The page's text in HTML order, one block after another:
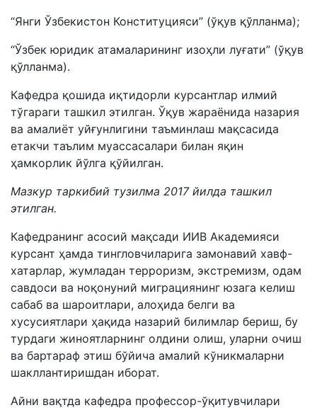
“Янги Ўзбекистон Конституцияси” (ўқув қўлланма);
“Ўзбек юридик атамаларининг изоҳли луғати” (ўқув
қўлланма).
Кафедра қошида иқтидорли курсантлар илмий
тўгараги ташкил этилган. Ўқув жараёнида назария
ва амалиёт уйғунлигини таъминлаш мақсасида
етакчи таълим муассасалари билан яқин
ҳамкорлик йўлга қўйилган.
Мазкур таркибий тузилма 2017 йилда ташкил
этилган.
Кафедранинг асосий мақсади ИИВ Академияси
курсант ҳамда тингловчиларига замонавий хавф-
хатарлар, жумладан терроризм, экстремизм, одам
савдоси ва ноқонуний миграциянинг юзага келиш
сабаб ва шароитлари, алоҳида белги ва
хусусиятлари ҳақида назарий билимлар бериш, бу
турдаги жиноятларнинг олдини олиш, уларни очиш
ва бартараф этиш бўйича амалий кўникмаларни
шакллантиришдан иборат.
Айни вақтда кафедра профессор-ўқитувчилари